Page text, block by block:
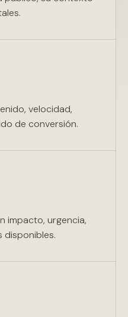
velocidad,
de conversión.
impacto, urgencia,
disponibles.